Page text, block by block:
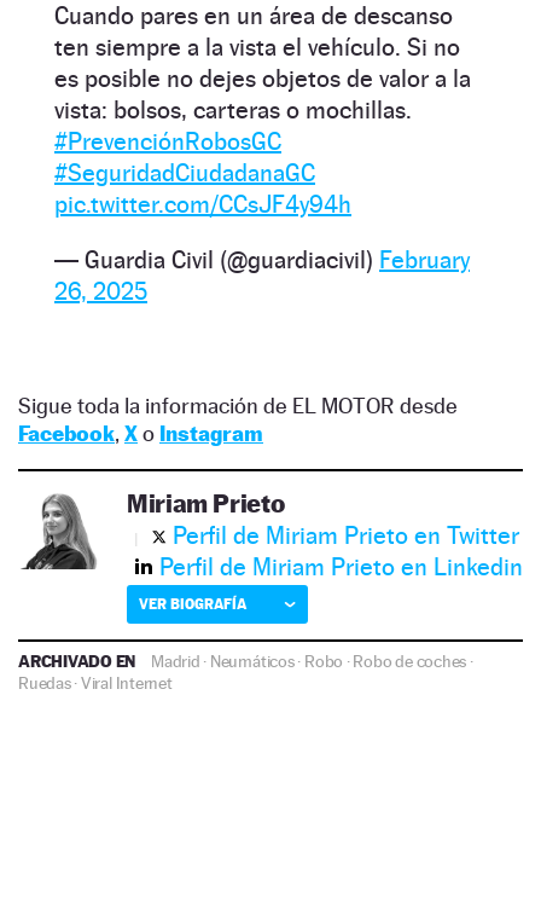
Cuando pares en un área de descanso
ten siempre a la vista el vehículo. Si no
es posible no dejes objetos de valor a la
vista: bolsos, carteras o mochillas.
#PrevenciónRobosGC
#SeguridadCiudadanaGC
pic.twitter.com/CCsJF4y94h
— Guardia Civil (@guardiacivil) February
26, 2025
Sigue toda la información de EL MOTOR desde
Facebook, Xo Instagram
Miriam Prieto
Perfil de Miriam Prieto en Twitter
Perfil de Miriam Prieto en Linkedin
VER BIOGRAFÍA
ARCHIVADO EN Madrid · Neumáticos· Robo ·Robo de coches ·
Ruedas·Viral Internet